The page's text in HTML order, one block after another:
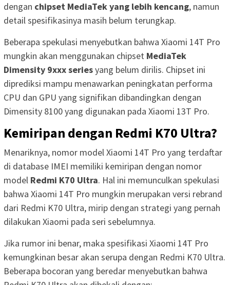
dengan chipset MediaTek yang lebih kencang, namun
detail spesifikasinya masih belum terungkap.
Beberapa spekulasi menyebutkan bahwa Xiaomi 14T Pro
mungkin akan menggunakan chipset MediaTek
Dimensity 9xxx seriesyang belum dirilis. Chipset ini
diprediksi mampu menawarkan peningkatan performa
CPU dan GPU yang signifikan dibandingkan dengan
Dimensity 8100 yang digunakan pada Xiaomi 13T Pro.
Kemiripan dengan Redmi K70 Ultra?
Menariknya, nomor model Xiaomi 14T Pro yang terdaftar
di database IMEI memiliki kemiripan dengan nomor
model Redmi K70 Ultra. Hal ini memunculkan spekulasi
bahwa Xiaomi 14T Pro mungkin merupakan versi rebrand
dari Redmi K70 Ultra, mirip dengan strategi yang pernah
dilakukan Xiaomi pada seri sebelumnya.
Jika rumor ini benar, maka spesifikasi Xiaomi 14T Pro
kemungkinan besar akan serupa dengan Redmi K70 Ultra.
Beberapa bocoran yang beredar menyebutkan bahwa